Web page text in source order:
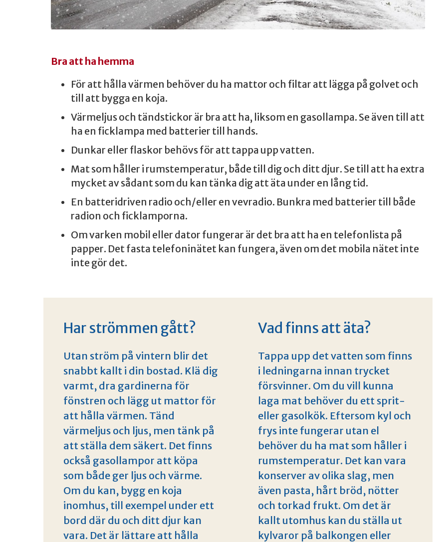
Bra att ha hemma
För att hålla värmen behöver du ha mattor och filtar att lägga på golvet och
till att bygga en koja.
Värmeljus och tändstickor är bra att ha, liksom en gasollampa. Se även till att
ha en ficklampa med batterier till hands.
Dunkar eller flaskor behövs för att tappa upp vatten.
Mat som håller i rumstemperatur, både till dig och ditt djur. Se till att ha extra
mycket av sådant som du kan tänka dig att äta under en lång tid.
En batteridriven radio och/eller en vevradio. Bunkra med batterier till både
radion och ficklamporna.
Om varken mobil eller dator fungerar är det bra att ha en telefonlista på
papper. Det fasta telefoninätet kan fungera, även om det mobila nätet inte
inte gör det.
Har strömmen gått?
Utan ström på vintern blir det
snabbt kallt i din bostad. Klä dig
varmt, dra gardinerna för
fönstren och lägg ut mattor för
att hålla värmen. Tänd
värmeljus och ljus, men tänk på
att ställa dem säkert. Det finns
också gasollampor att köpa
som både ger ljus och värme.
Om du kan, bygg en koja
inomhus, till exempel under ett
bord där du och ditt djur kan
vara. Det är lättare att hålla
Vad finns att äta?
Tappa upp det vatten som finns
i ledningarna innan trycket
försvinner. Om du vill kunna
laga mat behöver du ett sprit-
eller gasolkök. Eftersom kyl och
frys inte fungerar utan el
behöver du ha mat som håller i
rumstemperatur. Det kan vara
konserver av olika slag, men
även pasta, hårt bröd, nötter
och torkad frukt. Om det är
kallt utomhus kan du ställa ut
kylvaror på balkongen eller